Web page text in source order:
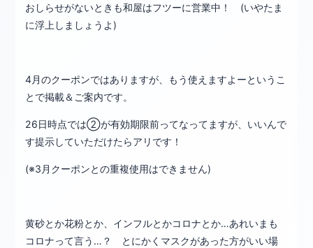
おしらせがないときも和屋はフツーに営業中！ (いやたま
に浮上しましょうよ)
4月のクーポンではありますが、もう使えますよーというこ
とで掲載＆ご案内です。
26日時点では②が有効期限前ってなってますが、いいんで
す提示していただけたらアリです！
(※3月クーポンとの重複使用はできません)
黄砂とか花粉とか、インフルとかコロナとか…あれいまも
コロナって言う…？ とにかくマスクがあった方がいい場